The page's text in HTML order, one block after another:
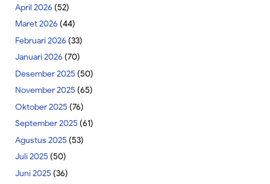
April 2026 (52)
Maret 2026 (44)
Februari 2026 (33)
Januari 2026 (70)
Desember 2025 (50)
November 2025 (65)
Oktober 2025 (76)
September 2025 (61)
Agustus 2025 (53)
Juli 2025 (50)
Juni 2025 (36)